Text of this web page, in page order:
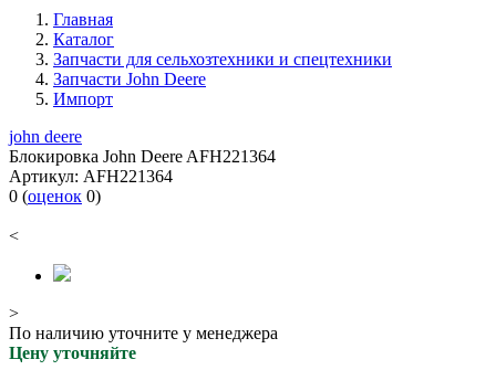
Главная
Каталог
Запчасти для сельхозтехники и спецтехники
Запчасти John Deere
Импорт
john deere
Блокировка John Deere AFH221364
Артикул: AFH221364
0 (оценок 0)
<
>
По наличию уточните у менеджера
Цену уточняйте